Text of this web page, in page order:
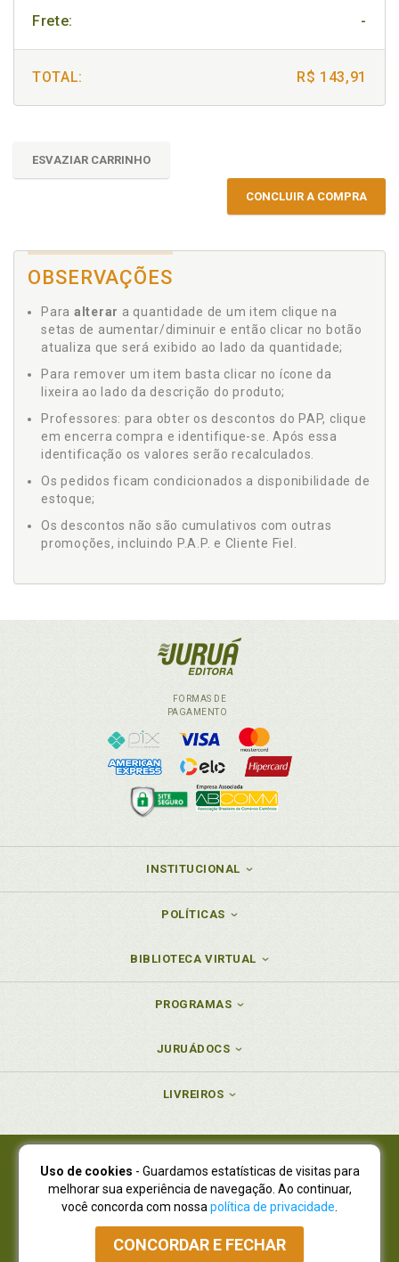
Frete: -
TOTAL: R$ 143,91
ESVAZIAR CARRINHO
CONCLUIR A COMPRA
OBSERVAÇÕES
Para alterar a quantidade de um item clique na
setas de aumentar/diminuir e então clicar no botão
atualiza que será exibido ao lado da quantidade;
Para remover um item basta clicar no ícone da
lixeira ao lado da descrição do produto;
Professores: para obter os descontos do PAP, clique
em encerra compra e identifique-se. Após essa
identificação os valores serão recalculados.
Os pedidos ficam condicionados a disponibilidade de
estoque;
Os descontos não são cumulativos com outras
promoções, incluindo P.A.P. e Cliente Fiel.
FORMAS DE
PAGAMENTO
INSTITUCIONAL
POLÍTICAS
BIBLIOTECA VIRTUAL
PROGRAMAS
JURUÁDOCS
LIVREIROS
Juruá Editora Ltda., CNPJ 77.535.508/0001-19
Juruá Informática Ltda., CNPJ 01.701.561/0001-80
NOVO ENDEREÇO:R. Flávio Dallegrave, 7665, São Lourenço |
Curitiba - Paraná - CEP 82210-310
Atendimento: (41) 4009-3900|Vendas Atacado: (41) 4009-3939
Uso de cookies - Guardamos estatísticas de visitas para
melhorar sua experiência de navegação. Ao continuar,
você concorda com nossa política de privacidade
CONCORDAR E FECHAR